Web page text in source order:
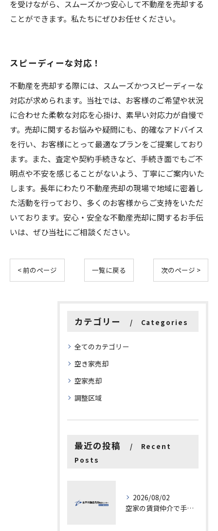
を受けながら、スムーズかつ安心して不動産を売却する
ことができます。私たちにぜひお任せください。
スピーディーな対応！
不動産を売却する際には、スムーズかつスピーディーな
対応が求められます。当社では、お客様のご希望や状況
に合わせた柔軟な対応を心掛け、素早い対応力が自慢で
す。売却に関するお悩みや疑問にも、的確なアドバイス
を行い、お客様にとって最適なプランをご提案しており
ます。また、査定や契約手続きなど、手続き面でもご不
明点や不安を感じることがないよう、丁寧にご案内いた
します。長年にわたり不動産売却の現場で地域に密着し
た活動を行っており、多くのお客様からご支持をいただ
いております。安心・安全な不動産売却に関するお手伝
いは、ぜひ当社にご相談ください。
< 前のページ 一覧に戻る 次のページ >
カテゴリー Categories
全てのカテゴリー
空き家売却
空家売却
調整区域
最近の投稿
Recent
Posts
2026/08/02
空家の賃貸仲介で手数料と上限を徹底解説し200万円物件の注意点も紹介